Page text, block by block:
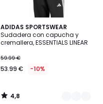
ADIDAS SPORTSWEAR
Sudadera con capucha y
cremallera, ESSENTIALS LINEAR
59.99 €
53.99 € -10%
4,8
/ 5
2
Colores
4,8
/